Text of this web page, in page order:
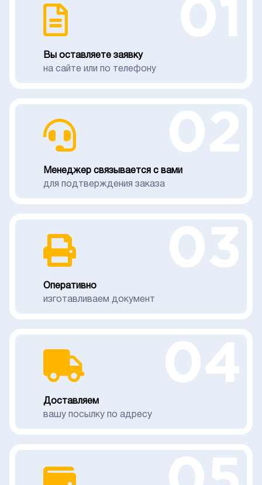
Вы оставляете заявку
на сайте или по телефону
Менеджер связывается с вами
для подтверждения заказа
Оперативно
изготавливаем документ
Доставляем
вашу посылку по адресу